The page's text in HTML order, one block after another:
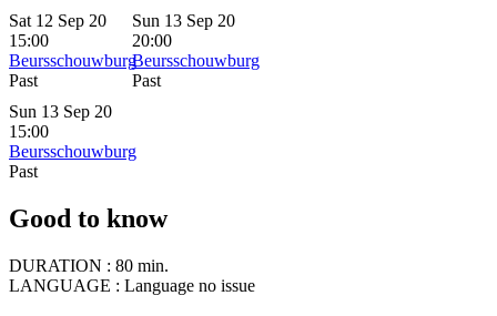
Sat 12 Sep 20
15:00
Beursschouwburg
Past
Sun 13 Sep 20
20:00
Beursschouwburg
Past
Sun 13 Sep 20
15:00
Beursschouwburg
Past
Good to know
DURATION : 80 min.
LANGUAGE : Language no issue